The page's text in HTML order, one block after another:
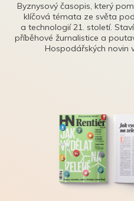
Byznysový časopis, který
klíčová témata ze světa
a technologií 21. století.
příběhové žurnalistice a
Hospodářských novin